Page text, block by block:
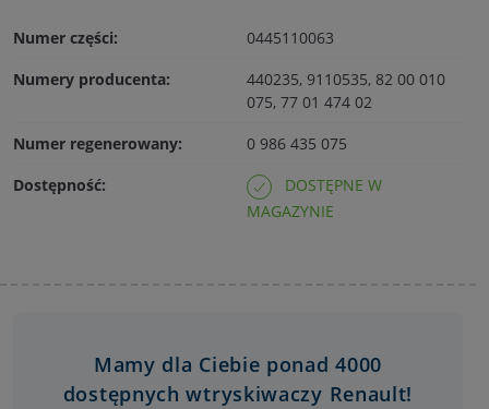
Numer części:
0445110063
Numery producenta:
440235, 9110535, 82 00 010
075, 77 01 474 02
Numer regenerowany:
0 986 435 075
Dostępność:
DOSTĘPNE W
MAGAZYNIE
Mamy dla Ciebie ponad 4000
dostępnych wtryskiwaczy Renault!